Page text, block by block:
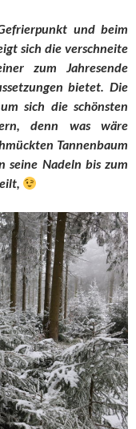
und beim
sich die verschneite
zum Jahresende
bietet. Die
sich die schönsten
denn was wäre
Tannenbaum
seine Nadeln bis zum